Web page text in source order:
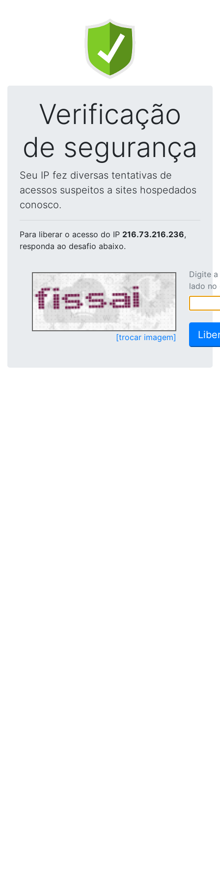
Verificação
de segurança
Seu IP fez diversas tentativas de
acessos suspeitos a sites hospedados
conosco.
Para liberar o acesso do IP 216.73.216.236,
responda ao desafio abaixo.
[trocar imagem]
Digite
lado no